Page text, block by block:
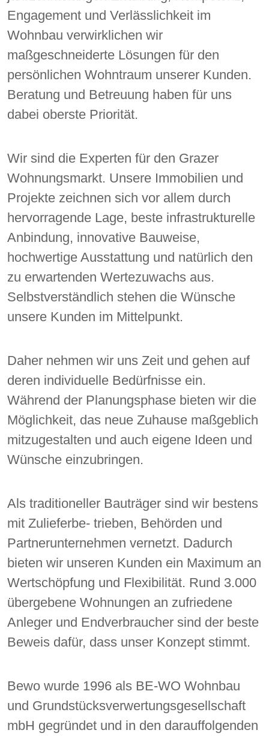
Engagement und Verlässlichkeit im
Wohnbau verwirklichen wir
maßgeschneiderte Lösungen für den
persönlichen Wohntraum unserer Kunden.
Beratung und Betreuung haben für uns
dabei oberste Priorität.
Wir sind die Experten für den Grazer
Wohnungsmarkt. Unsere Immobilien und
Projekte zeichnen sich vor allem durch
hervorragende Lage, beste infrastrukturelle
Anbindung, innovative Bauweise,
hochwertige Ausstattung und natürlich den
zu erwartenden Wertezuwachs aus.
Selbstverständlich stehen die Wünsche
unsere Kunden im Mittelpunkt.
Daher nehmen wir uns Zeit und gehen auf
deren individuelle Bedürfnisse ein.
Während der Planungsphase bieten wir die
Möglichkeit, das neue Zuhause maßgeblich
mitzugestalten und auch eigene Ideen und
Wünsche einzubringen.
Als traditioneller Bauträger sind wir bestens
mit Zulieferbe- trieben, Behörden und
Partnerunternehmen vernetzt. Dadurch
bieten wir unseren Kunden ein Maximum an
Wertschöpfung und Flexibilität. Rund 3.000
übergebene Wohnungen an zufriedene
Anleger und Endverbraucher sind der beste
Beweis dafür, dass unser Konzept stimmt.
Bewo wurde 1996 als BE-WO Wohnbau
und Grundstücksverwertungsgesellschaft
mbH gegründet und in den darauffolgenden